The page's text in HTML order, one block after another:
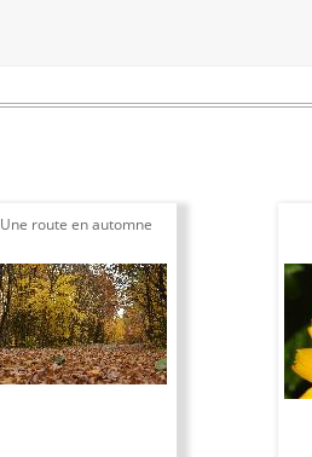
Une route en automne